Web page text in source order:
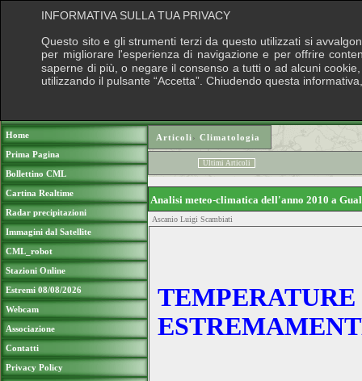
Home
Prima Pagina
Bollettino CML
Cartina Realtime
Radar precipitazioni
Immagini dal Satellite
CML_robot
Stazioni Online
Estremi 08/08/2026
Webcam
Associazione
Contatti
Privacy Policy
Articoli› Climatologia
Ultimi Articoli
Analisi meteo-climatica dell'anno 2010 a
Ascanio Luigi Scambiati
INFORMATIVA SULLA TUA PRIVACY
Questo sito e gli strumenti terzi da questo utilizzati si
per migliorare l'esperienza di navigazione e per offrire
saperne di più, o negare il consenso a tutti o ad alcuni
utilizzando il pulsante “Accetta”. Chiudendo questa